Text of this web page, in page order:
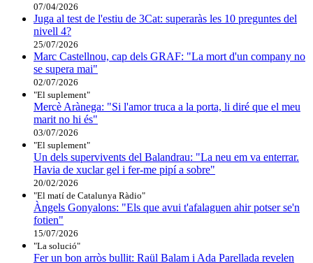
07/04/2026
Juga al test de l'estiu de 3Cat: superaràs les 10 preguntes del
nivell 4?
25/07/2026
Marc Castellnou, cap dels GRAF: "La mort d'un company no
se supera mai"
02/07/2026
"El suplement"
Mercè Arànega: "Si l'amor truca a la porta, li diré que el meu
marit no hi és"
03/07/2026
"El suplement"
Un dels supervivents del Balandrau: "La neu em va enterrar.
Havia de xuclar gel i fer-me pipí a sobre"
20/02/2026
"El matí de Catalunya Ràdio"
Àngels Gonyalons: "Els que avui t'afalaguen ahir potser se'n
fotien"
15/07/2026
"La solució"
Fer un bon arròs bullit: Raül Balam i Ada Parellada revelen